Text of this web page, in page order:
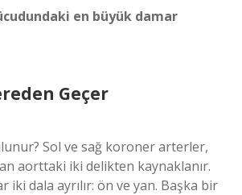
en büyük damar
Geçer
Sol ve sağ koroner arterler,
aorttaki iki delikten kaynaklanır.
iki dala ayrılır: ön ve yan. Başka bir